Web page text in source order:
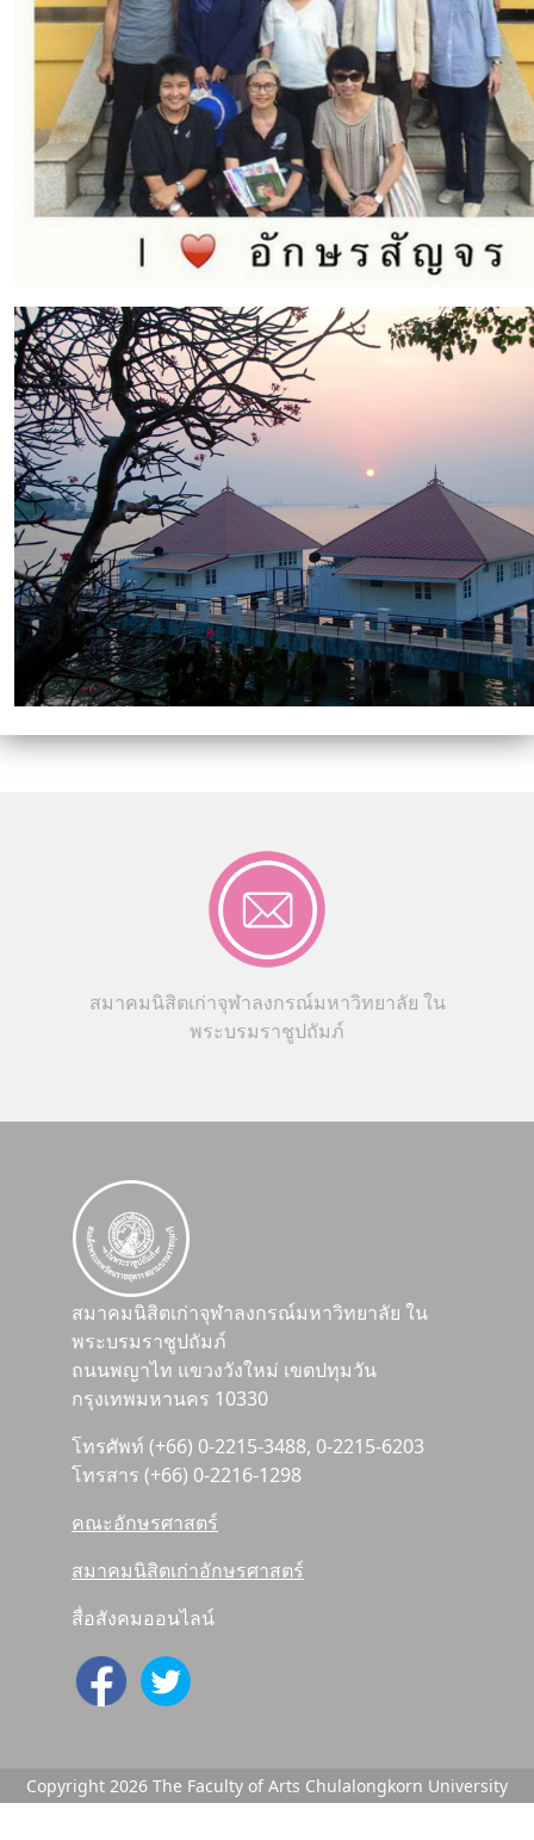
สมาคมนิสิตเก่าจุฬาลงกรณ์มหาวิทยาลัย ใน
พระบรมราชูปถัมภ์
สมาคมนิสิตเก่าจุฬาลงกรณ์มหาวิทยาลัย ใน
พระบรมราชูปถัมภ์
ถนนพญาไท แขวงวังใหม่ เขตปทุมวัน
กรุงเทพมหานคร 10330
โทรศัพท์ (+66) 0-2215-3488, 0-2215-6203
โทรสาร (+66) 0-2216-1298
คณะอักษรศาสตร์
สมาคมนิสิตเก่าอักษรศาสตร์
สื่อสังคมออนไลน์
Copyright 2026 The Faculty of Arts Chulalongkorn University